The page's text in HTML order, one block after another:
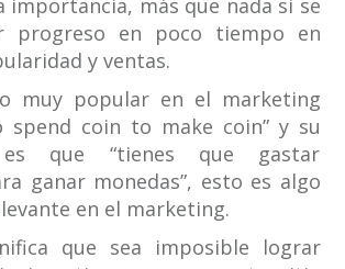
importancia, más que nada si se
progreso en poco tiempo en
y ventas.
muy popular en el marketing
spend coin to make coin” y su
es que “tienes que gastar
ganar monedas”, esto es algo
en el marketing.
que sea imposible lograr